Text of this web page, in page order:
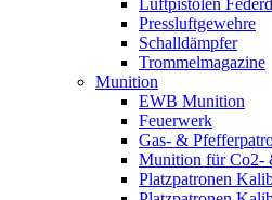
Luftpistolen
Pressluftgewehre
Schalldämpfer
Trommelmagazine
Munition
EWB Munition
Feuerwerk
Gas- &
Munition für Co2-
Platzpatronen